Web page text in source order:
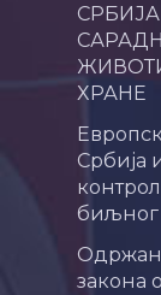
ХРАНЕ
Србија
биљног
Одржан
закона